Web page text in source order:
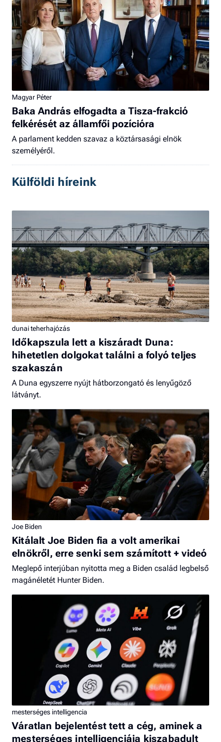
Magyar Péter
Baka András elfogadta a Tisza-frakció
felkérését az államfői pozícióra
A parlament kedden szavaz a köztársasági elnök
személyéről.
Külföldi híreink
dunai teherhajózás
Időkapszula lett a kiszáradt Duna:
hihetetlen dolgokat találni a folyó teljes
szakaszán
A Duna egyszerre nyújt hátborzongató és lenyűgöző
látványt.
Joe Biden
Kitálalt Joe Biden fia a volt amerikai
elnökről, erre senki sem számított + videó
Meglepő interjúban nyitotta meg a Biden család legbelső
magánéletét Hunter Biden.
mesterséges intelligencia
Váratlan bejelentést tett a cég, aminek a
mesterséges intelligenciája kiszabadult